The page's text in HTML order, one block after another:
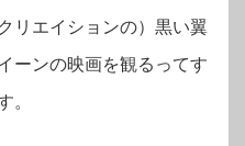
リエイションの）黒い翼
ーンの映画を観るってす
。